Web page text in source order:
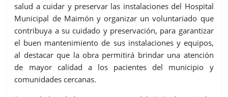
salud a cuidar y preservar las instalaciones del Hospital
Municipal de Maimón y organizar un voluntariado que
contribuya a su cuidado y preservación, para garantizar
el buen mantenimiento de sus instalaciones y equipos,
al destacar que la obra permitirá brindar una atención
de mayor calidad a los pacientes del municipio y
comunidades cercanas.